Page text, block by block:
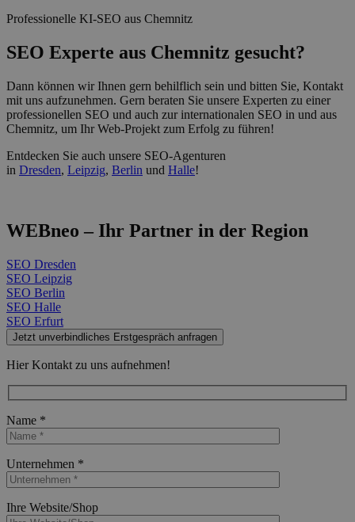
Professionelle KI-SEO aus Chemnitz
SEO Experte aus Chemnitz gesucht?
Dann können wir Ihnen gern behilflich sein und bitten Sie, Kontakt
mit uns aufzunehmen. Gern beraten Sie unsere Experten zu einer
professionellen SEO und auch zur internationalen SEO in und aus
Chemnitz, um Ihr Web-Projekt zum Erfolg zu führen!
Entdecken Sie auch unsere SEO-Agenturen
in Dresden, Leipzig, Berlin und Halle!
WEBneo – Ihr Partner in der Region
SEO Dresden
SEO Leipzig
SEO Berlin
SEO Halle
SEO Erfurt
Jetzt unverbindliches Erstgespräch anfragen
Hier Kontakt zu uns aufnehmen!
Name *
Unternehmen *
Ihre Website/Shop